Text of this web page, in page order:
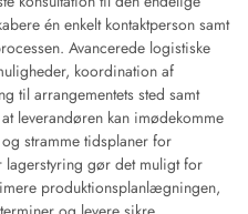
én enkelt kontaktperson samt
Avancerede logistiske
koordination af
til arrangementets sted samt
leverandøren kan imødekomme
stramme tidsplaner for
lagerstyring gør det muligt for
produktionsplanlægningen,